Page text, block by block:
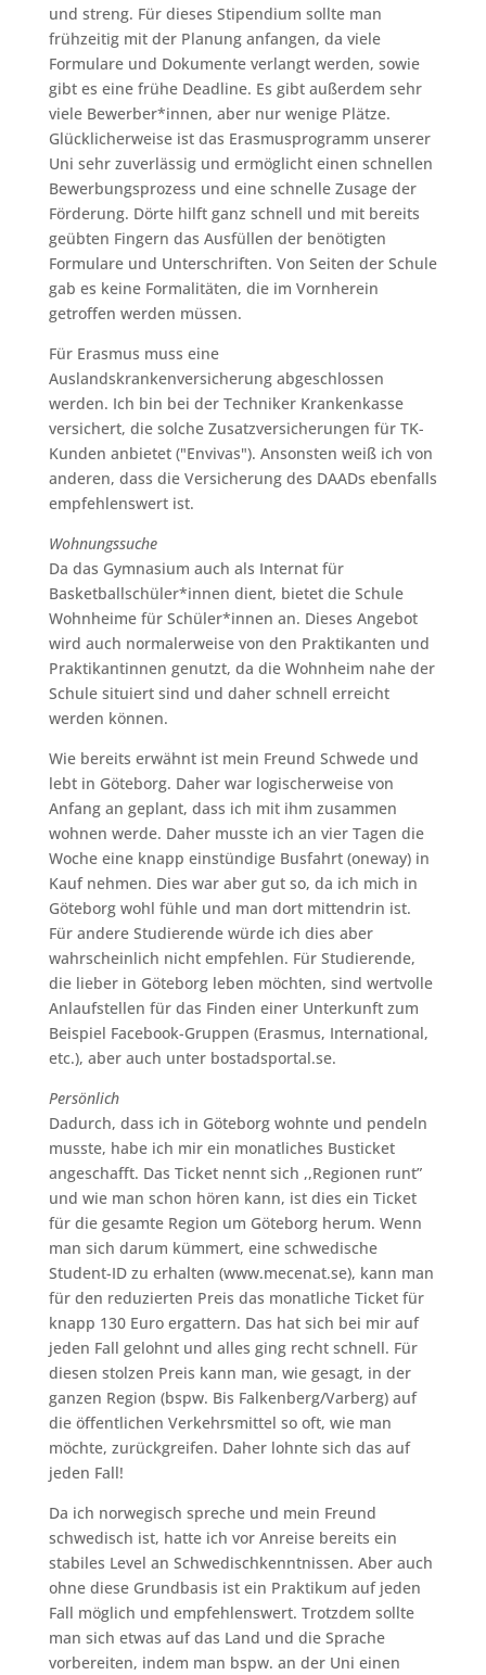
und streng. Für dieses Stipendium sollte man
frühzeitig mit der Planung anfangen, da viele
Formulare und Dokumente verlangt werden, sowie
gibt es eine frühe Deadline. Es gibt außerdem sehr
viele Bewerber*innen, aber nur wenige Plätze.
Glücklicherweise ist das Erasmusprogramm unserer
Uni sehr zuverlässig und ermöglicht einen schnellen
Bewerbungsprozess und eine schnelle Zusage der
Förderung. Dörte hilft ganz schnell und mit bereits
geübten Fingern das Ausfüllen der benötigten
Formulare und Unterschriften. Von Seiten der Schule
gab es keine Formalitäten, die im Vornherein
getroffen werden müssen.
Für Erasmus muss eine
Auslandskrankenversicherung abgeschlossen
werden. Ich bin bei der Techniker Krankenkasse
versichert, die solche Zusatzversicherungen für TK-
Kunden anbietet ("Envivas"). Ansonsten weiß ich von
anderen, dass die Versicherung des DAADs ebenfalls
empfehlenswert ist.
Wohnungssuche
Da das Gymnasium auch als Internat für
Basketballschüler*innen dient, bietet die Schule
Wohnheime für Schüler*innen an. Dieses Angebot
wird auch normalerweise von den Praktikanten und
Praktikantinnen genutzt, da die Wohnheim nahe der
Schule situiert sind und daher schnell erreicht
werden können.
Wie bereits erwähnt ist mein Freund Schwede und
lebt in Göteborg. Daher war logischerweise von
Anfang an geplant, dass ich mit ihm zusammen
wohnen werde. Daher musste ich an vier Tagen die
Woche eine knapp einstündige Busfahrt (oneway) in
Kauf nehmen. Dies war aber gut so, da ich mich in
Göteborg wohl fühle und man dort mittendrin ist.
Für andere Studierende würde ich dies aber
wahrscheinlich nicht empfehlen. Für Studierende,
die lieber in Göteborg leben möchten, sind wertvolle
Anlaufstellen für das Finden einer Unterkunft zum
Beispiel Facebook-Gruppen (Erasmus, International,
etc.), aber auch unter bostadsportal.se.
Persönlich
Dadurch, dass ich in Göteborg wohnte und pendeln
musste, habe ich mir ein monatliches Busticket
angeschafft. Das Ticket nennt sich ,,Regionen runt”
und wie man schon hören kann, ist dies ein Ticket
für die gesamte Region um Göteborg herum. Wenn
man sich darum kümmert, eine schwedische
Student-ID zu erhalten (www.mecenat.se), kann man
für den reduzierten Preis das monatliche Ticket für
knapp 130 Euro ergattern. Das hat sich bei mir auf
jeden Fall gelohnt und alles ging recht schnell. Für
diesen stolzen Preis kann man, wie gesagt, in der
ganzen Region (bspw. Bis Falkenberg/Varberg) auf
die öffentlichen Verkehrsmittel so oft, wie man
möchte, zurückgreifen. Daher lohnte sich das auf
jeden Fall!
Da ich norwegisch spreche und mein Freund
schwedisch ist, hatte ich vor Anreise bereits ein
stabiles Level an Schwedischkenntnissen. Aber auch
ohne diese Grundbasis ist ein Praktikum auf jeden
Fall möglich und empfehlenswert. Trotzdem sollte
man sich etwas auf das Land und die Sprache
vorbereiten, indem man bspw. an der Uni einen